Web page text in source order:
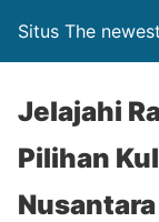
Situs The
Jelajahi
Pilihan
Nusantara